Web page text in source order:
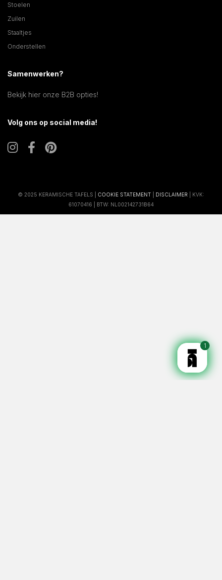
Stoelen
Zuilen
Staaltjes
Onderstellen
Samenwerken?
Bekijk hier onze B2B opties!
Volg ons op social media!
© 2025 KERAMISCHE TAFELS | COOKIE STATEMENT DISCLAIMER | KVK:
61070416 | BTW: NL002142731B64
1